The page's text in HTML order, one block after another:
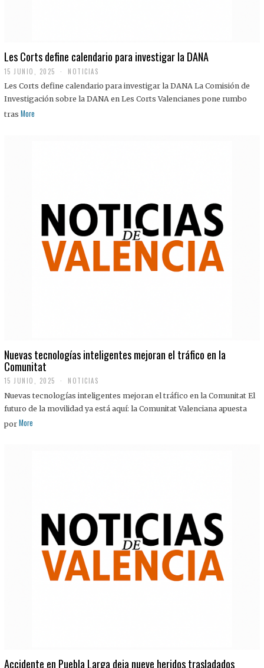
Les Corts define calendario para investigar la DANA
15 JUNIO, 2025 NOTICIAS
Les Corts define calendario para investigar la DANA La Comisión de
Investigación sobre la DANA en Les Corts Valencianes pone rumbo
tras More
Nuevas tecnologías inteligentes mejoran el tráfico en la
Comunitat
15 JUNIO, 2025 NOTICIAS
Nuevas tecnologías inteligentes mejoran el tráfico en la Comunitat El
futuro de la movilidad ya está aquí: la Comunitat Valenciana apuesta
por More
Accidente en Puebla Larga deja nueve heridos trasladados